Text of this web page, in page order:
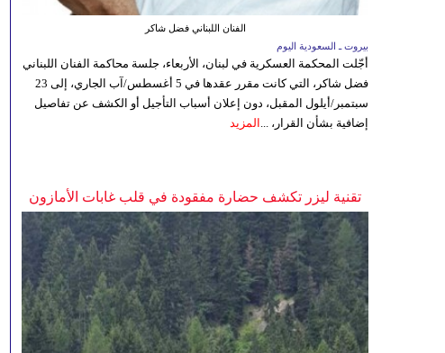
الفنان اللبناني فضل شاكر
بيروت ـ السعودية اليوم
أجّلت المحكمة العسكرية في لبنان، الأربعاء، جلسة محاكمة الفنان اللبناني
فضل شاكر، التي كانت مقرر عقدها في 5 أغسطس/آب الجاري، إلى 23
سبتمبر/أيلول المقبل، دون إعلان أسباب التأجيل أو الكشف عن تفاصيل
إضافية بشأن القرار، ... المزيد
تقنية ليزر تكشف حضارة مفقودة في قلب غابات الأمازون